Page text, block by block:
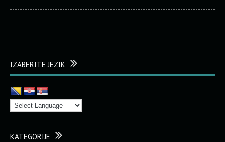
IZABERITE JEZIK
KATEGORIJE